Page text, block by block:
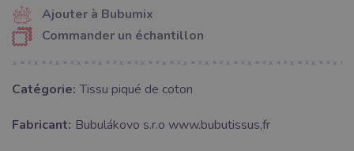
Ajouter à Bubumix
Commander un échantillon
Catégorie: Tissu piqué de coton
Fabricant: Bubulákovo s.r.o www.bubutissus,fr